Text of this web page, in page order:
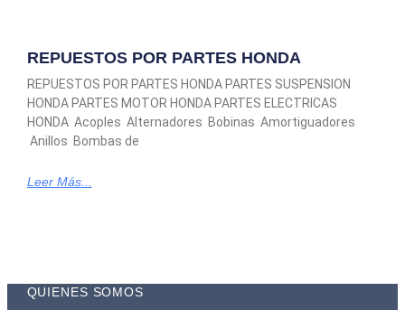
REPUESTOS POR PARTES HONDA
REPUESTOS POR PARTES HONDA PARTES SUSPENSION
HONDA PARTES MOTOR HONDA PARTES ELECTRICAS
HONDA Acoples Alternadores Bobinas Amortiguadores
Anillos Bombas de
Leer Más...
QUIENES SOMOS